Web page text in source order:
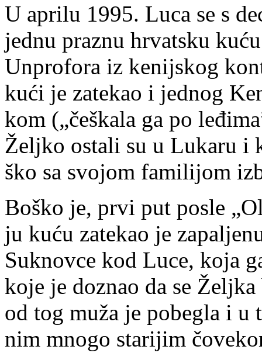
U apri­lu 1995. Lu­ca se s
jed­nu pra­znu hr­vat­sku
Un­pro­fo­ra iz ke­nij­skog
ku­ći je za­te­kao i jed­nog
kom („če­ška­la ga po
Želj­ko osta­li su u Lu­ka­ru i
ško sa svo­jom fa­mi­li­jom
Bo­ško je, pr­vi put po­sle
ju ku­ću za­te­kao je
Suk­nov­ce kod Lu­ce, ko­ja
ko­je je do­znao da se
od tog mu­ža je po­be­gla i
nim mno­go sta­ri­jim